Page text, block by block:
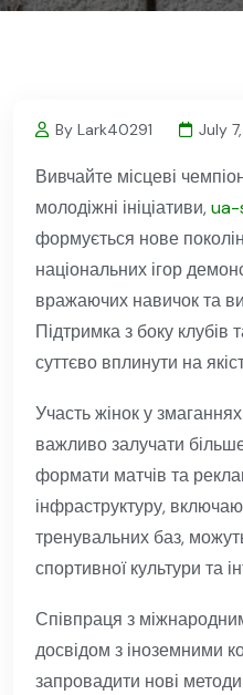
By Lark40291 July
Вивчайте місцеві
молодіжні ініціативи,
формується нове
національних ігор
вражаючих навичок та
Підтримка з боку клубів
суттєво вплинути на
Участь жінок у
важливо залучати
формати матчів та
інфраструктуру,
тренувальних баз,
спортивної культури та
Співпраця з
досвідом з іноземними
запровадити нові